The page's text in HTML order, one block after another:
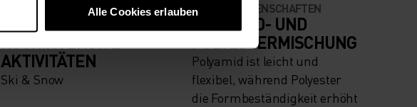
Alle Cookies erlauben
ALLES
HOCHINTENSIVE
AKTIVITÄTEN
Ski & Snow
MATERIALEIGENSCHAFTEN
POLYAMID- UND
POLYESTERMISCHUNG
Polyamid ist leicht und
flexibel, während Polyester
die Formbeständigkeit erhöht